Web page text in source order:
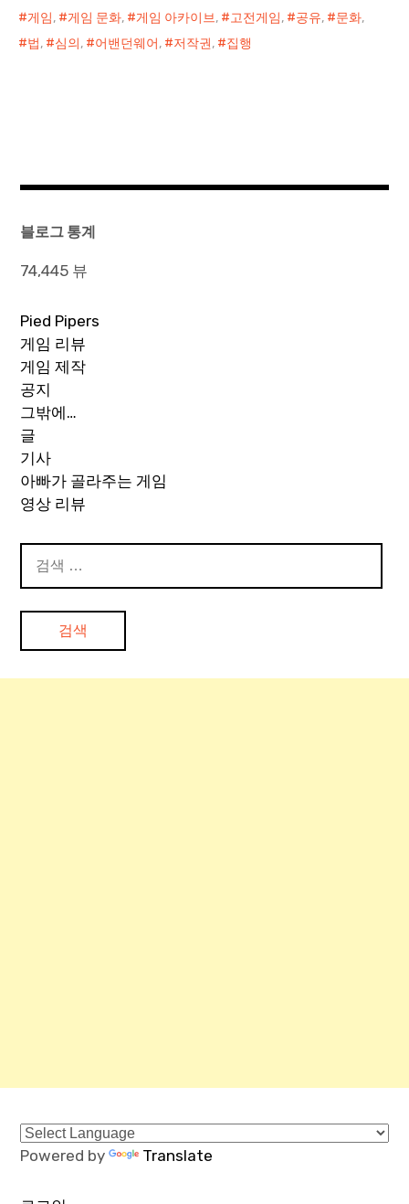
게임, 게임 문화, 게임 아카이브, 고전게임, 공유, 문화,
법, 심의, 어밴던웨어, 저작권, 집행
블로그 통계
74,445 뷰
Pied Pipers
게임 리뷰
게임 제작
공지
그밖에…
글
기사
아빠가 골라주는 게임
영상 리뷰
색:
Powered by Translate